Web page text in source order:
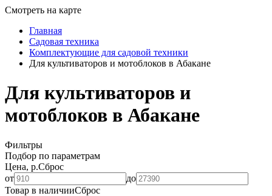
Смотреть на карте
Главная
Садовая техника
Комплектующие для садовой техники
Для культиваторов и мотоблоков в Абакане
Для культиваторов и
мотоблоков в Абакане
Фильтры
Подбор по параметрам
Цена, р.Сброс
от
до
Товар в наличииСброс